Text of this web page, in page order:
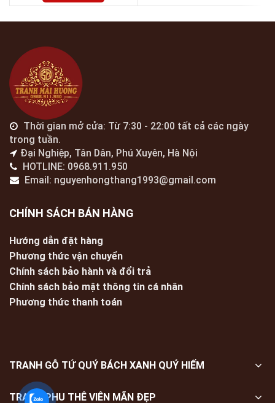
Thời gian mở cửa: Từ 7:30 - 22:00 tất cả các ngày
trong tuần.
Đại Nghiệp, Tân Dân, Phú Xuyên, Hà Nội
HOTLINE: 0968.911.950
Email: nguyenhongthang1993@gmail.com
CHÍNH SÁCH BÁN HÀNG
Hướng dẫn đặt hàng
Phương thức vận chuyển
Chính sách bảo hành và đổi trả
Chính sách bảo mật thông tin cá nhân
Phương thức thanh toán
TRANH GỖ TỨ QUÝ BÁCH XANH QUÝ HIẾM
TRANH PHU THÊ VIÊN MÃN ĐẸP